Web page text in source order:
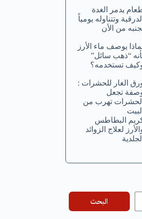
يدمر الغدة
الدرقية وتتناوله يومياً
من الأن
يوصف ماء الأرز
“ذهب سائل”
تستخدمه؟
الغار للحشرات :
تجعل
الحشرات تهرب من
البيت
البطاطس
لعلاج الزوائد
الجلدية
البحث